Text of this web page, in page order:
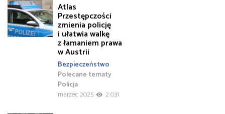
Atlas
Przestępczości
zmienia policję
i ułatwia walkę
z łamaniem prawa
w Austrii
Bezpieczeństwo
Polecane tematy
Policja
marzec 2025
2 031